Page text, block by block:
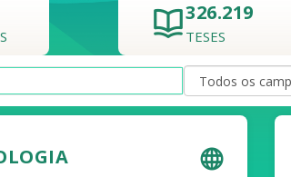
326.219
TESES